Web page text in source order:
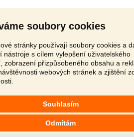
soubory cookies
stránky používají soubory cookies a
nástroje s cílem vylepšení uživatelského
zobrazení přizpůsobeného obsahu a
webových stránek a zjištění
Souhlasím
Odmítám